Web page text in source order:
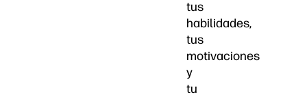
tus
habilidades,
tus
motivaciones
y
tu